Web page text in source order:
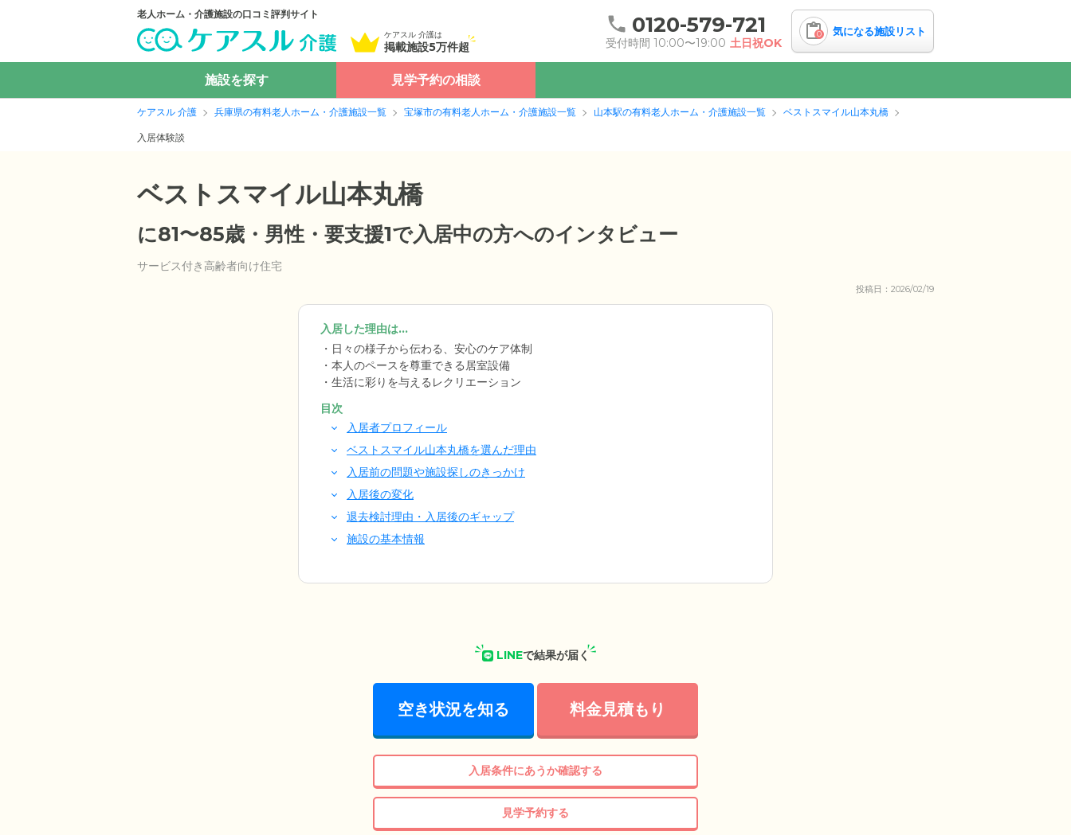
老人ホーム・介護施設の口コミ評判サイト
ケアスル 介護は
掲載施設5万件超
0120-579-721
受付時間 10:00〜19:00 土日祝OK
0 気になる施設リスト
施設を探す 見学予約の相談
ケアスル 介護 兵庫県の有料老人ホーム・介護施設一覧 宝塚市の有料老人ホーム・介護施設一覧 山本駅の有料老人ホーム・介護施設一覧 ベストスマイル山本丸橋
入居体験談
ベストスマイル山本丸橋
に81〜85歳・男性・要支援1で入居中の方へのインタビュー
サービス付き高齢者向け住宅
投稿日：2026/02/19
入居した理由は...
日々の様子から伝わる、安心のケア体制
本人のペースを尊重できる居室設備
生活に彩りを与えるレクリエーション
目次
入居者プロフィール
ベストスマイル山本丸橋を選んだ理由
入居前の問題や施設探しのきっかけ
入居後の変化
退去検討理由・入居後のギャップ
施設の基本情報
LINEで結果が届く
空き状況を知る 料金見積もり
入居条件にあうか確認する
見学予約する